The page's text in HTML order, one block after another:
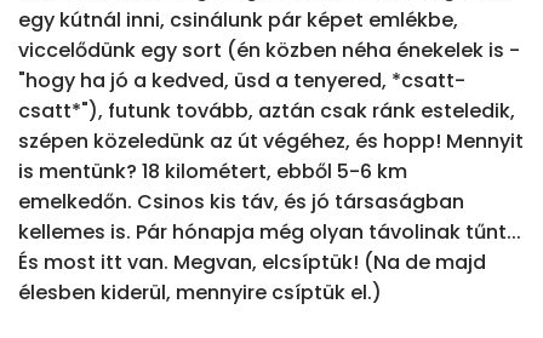
egy kútnál inni, csinálunk pár képet emlékbe,
viccelődünk egy sort (én közben néha énekelek is -
"hogy ha jó a kedved, üsd a tenyered, *csatt-
csatt*"), futunk tovább, aztán csak ránk esteledik,
szépen közeledünk az út végéhez, és hopp! Mennyit
is mentünk? 18 kilométert, ebből 5-6 km
emelkedőn. Csinos kis táv, és jó társaságban
kellemes is. Pár hónapja még olyan távolinak tűnt...
És most itt van. Megvan, elcsíptük! (Na de majd
élesben kiderül, mennyire csíptük el.)